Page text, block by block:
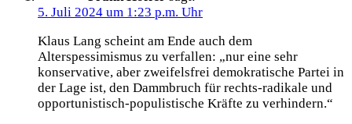
5. Juli 2024 um 1:23 p.m. Uhr
Klaus Lang scheint am Ende auch dem
Alterspessimismus zu verfallen: „nur eine sehr
konservative, aber zweifelsfrei demokratische Partei in
der Lage ist, den Dammbruch für rechts-radikale und
opportunistisch-populistische Kräfte zu verhindern.“